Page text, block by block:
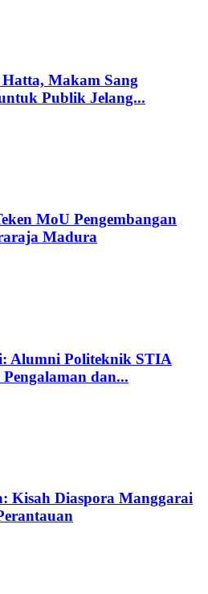
Makam Sang
Publik Jelang...
MoU Pengembangan
Madura
Alumni Politeknik STIA
dan...
Kisah Diaspora Manggarai